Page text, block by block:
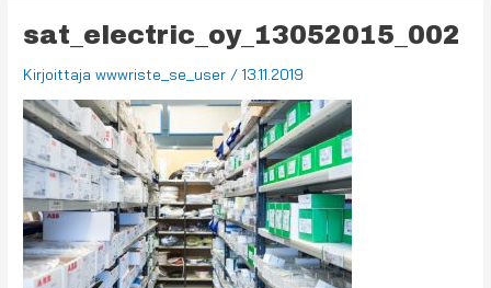
sat_electric_oy_13052015_002
Kirjoittajawwwriste_se_user /13.11.2019